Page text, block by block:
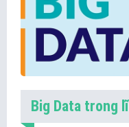
Big Data trong